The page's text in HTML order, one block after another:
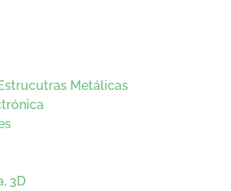
Metálicas
3D